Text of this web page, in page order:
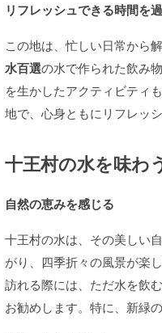
リフレッシュできる時間を
この地は、忙しい日常から
水百選の水で作られた飲み
を生かしたアクティビティ
地で、心身ともにリフレッ
十王村の水を味わ
自然の恵みを感じる
十王村の水は、その美しい
がり、四季折々の風景が楽
訪れる際には、ただ水を飲
お勧めします。特に、新緑